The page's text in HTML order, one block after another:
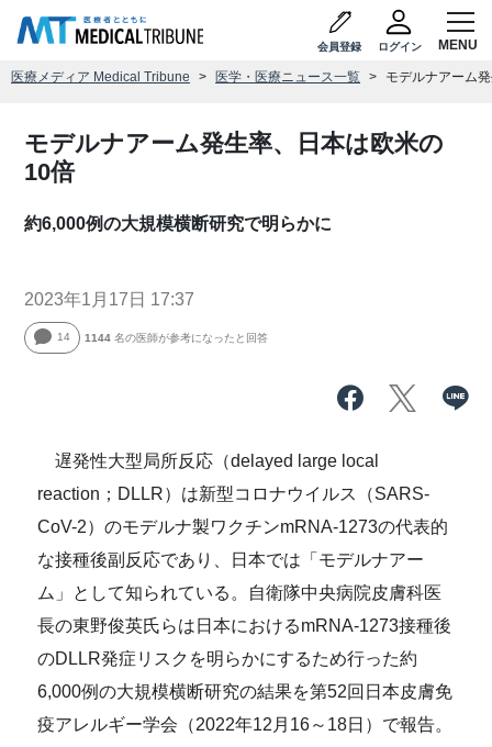
会員登録 ログイン
医療メディア Medical Tribune 医学・医療ニュース一覧 モデルナアーム
モデルナアーム発生率、日本は欧米の
10倍
約6,000例の大規模横断研究で明らかに
2023年1月17日 17:37
14 1144 名の医師が参考になったと回答
遅発性大型局所反応（delayed large local
reaction；DLLR）は新型コロナウイルス（SARS-
CoV-2）のモデルナ製ワクチンmRNA-1273の代表的
な接種後副反応であり、日本では「モデルナアー
ム」として知られている。自衛隊中央病院皮膚科医
長の東野俊英氏らは日本におけるmRNA-1273接種後
のDLLR発症リスクを明らかにするため行った約
6,000例の大規模横断研究の結果を第52回日本皮膚免
疫アレルギー学会（2022年12月16～18日）で報告。